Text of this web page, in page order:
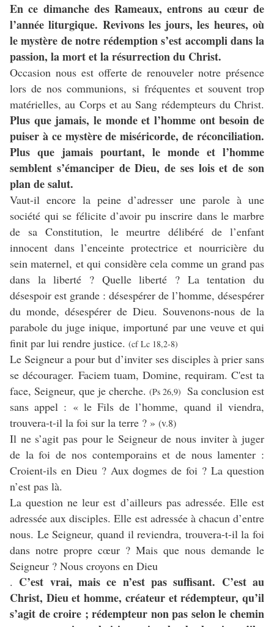
En ce dimanche des Rameaux, entrons au cœur de
l’année liturgique. Revivons les jours, les heures, où
le mystère de notre rédemption s’est accompli dans la
passion, la mort et la résurrection du Christ.
Occasion nous est offerte de renouveler notre présence
lors de nos communions, si fréquentes et souvent trop
matérielles, au Corps et au Sang rédempteurs du Christ.
Plus que jamais, le monde et l’homme ont besoin de
puiser à ce mystère de miséricorde, de réconciliation.
Plus que jamais pourtant, le monde et l’homme
semblent s’émanciper de Dieu, de ses lois et de son
plan de salut.
Vaut-il encore la peine d’adresser une parole à une
société qui se félicite d’avoir pu inscrire dans le marbre
de sa Constitution, le meurtre délibéré de l’enfant
innocent dans l’enceinte protectrice et nourricière du
sein maternel, et qui considère cela comme un grand pas
dans la liberté ? Quelle liberté ? La tentation du
désespoir est grande : désespérer de l’homme, désespérer
du monde, désespérer de Dieu. Souvenons-nous de la
parabole du juge inique, importuné par une veuve et qui
finit par lui rendre justice. (cf Lc 18,2-8)
Le Seigneur a pour but d’inviter ses disciples à prier sans
se décourager. Faciem tuam, Domine, requiram. C'est ta
face, Seigneur, que je cherche. (Ps 26,9) Sa conclusion est
sans appel : « le Fils de l’homme, quand il viendra,
trouvera-t-il la foi sur la terre ? » (v.8)
Il ne s’agit pas pour le Seigneur de nous inviter à juger
de la foi de nos contemporains et de nous lamenter :
Croient-ils en Dieu ? Aux dogmes de foi ? La question
n’est pas là.
La question ne leur est d’ailleurs pas adressée. Elle est
adressée aux disciples. Elle est adressée à chacun d’entre
nous. Le Seigneur, quand il reviendra, trouvera-t-il la foi
dans notre propre cœur ? Mais que nous demande le
Seigneur ? Nous croyons en Dieu
. C’est vrai, mais ce n’est pas suffisant. C’est au
Christ, Dieu et homme, créateur et rédempteur, qu’il
s’agit de croire ; rédempteur non pas selon le chemin